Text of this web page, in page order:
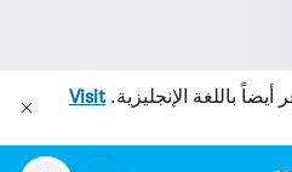
أيضاً باللغة الإنجليزية.Visit